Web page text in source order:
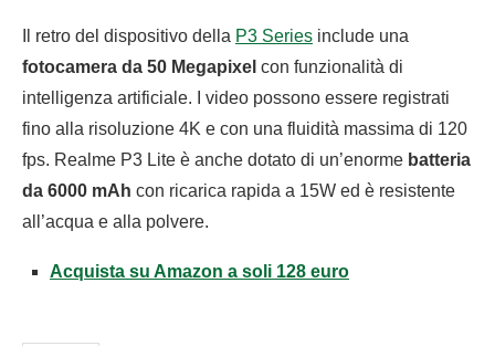
Il retro del dispositivo della P3 Series include una
fotocamera da 50 Megapixel con funzionalità di
intelligenza artificiale. I video possono essere registrati
fino alla risoluzione 4K e con una fluidità massima di 120
fps. Realme P3 Lite è anche dotato di un’enorme batteria
da 6000 mAh con ricarica rapida a 15W ed è resistente
all’acqua e alla polvere.
Acquista su Amazon a soli 128 euro